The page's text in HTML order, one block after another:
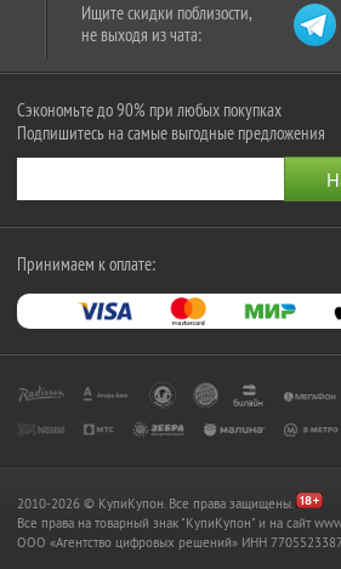
Ищите скидки поблизости,
не выходя из чата:
Сэкономьте до 90% при любых покупках
Подпишитесь на самые выгодные предложения
Принимаем к оплате:
2010-2026 © КупиКупон. Все права защищены.
Все права на товарный знак "КупиКупон" и на сайт
OOO «Агентство цифровых решений» ИНН